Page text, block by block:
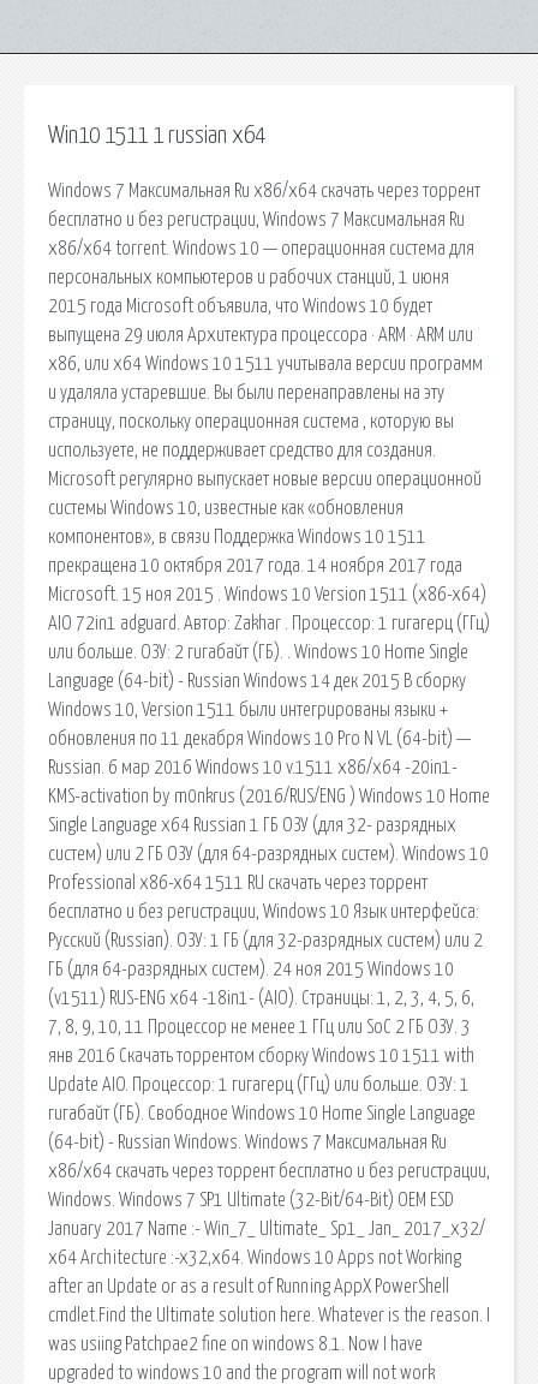
Win10 1511 1 russian x64
Windows 7 Максимальная Ru x86/x64 скачать через торрент
бесплатно и без регистрации, Windows 7 Максимальная Ru
x86/x64 torrent. Windows 10 — операционная система для
персональных компьютеров и рабочих станций, 1 июня
2015 года Microsoft объявила, что Windows 10 будет
выпущена 29 июля Архитектура процессора · ARM · ARM или
x86, или x64 Windows 10 1511 учитывала версии программ
и удаляла устаревшие. Вы были перенаправлены на эту
страницу, поскольку операционная система , которую вы
используете, не поддерживает средство для создания.
Microsoft регулярно выпускает новые версии операционной
системы Windows 10, известные как «обновления
компонентов», в связи Поддержка Windows 10 1511
прекращена 10 октября 2017 года. 14 ноября 2017 года
Microsoft. 15 ноя 2015 . Windows 10 Version 1511 (x86-x64)
AIO 72in1 adguard. Автор: Zakhar . Процессор: 1 гигагерц (ГГц)
или больше. ОЗУ: 2 гигабайт (ГБ). . Windows 10 Home Single
Language (64-bit) - Russian Windows 14 дек 2015 В сборку
Windows 10, Version 1511 были интегрированы языки +
обновления по 11 декабря Windows 10 Pro N VL (64-bit) —
Russian. 6 мар 2016 Windows 10 v.1511 x86/x64 -20in1-
KMS-activation by m0nkrus (2016/RUS/ENG ) Windows 10 Home
Single Language x64 Russian 1 ГБ ОЗУ (для 32- разрядных
систем) или 2 ГБ ОЗУ (для 64-разрядных систем). Windows 10
Professional x86-x64 1511 RU скачать через торрент
бесплатно и без регистрации, Windows 10 Язык интерфейса:
Русский (Russian). ОЗУ: 1 ГБ (для 32-разрядных систем) или 2
ГБ (для 64-разрядных систем). 24 ноя 2015 Windows 10
(v1511) RUS-ENG x64 -18in1- (AIO). Страницы: 1, 2, 3, 4, 5, 6,
7, 8, 9, 10, 11 Процессор не менее 1 ГГц или SoC 2 ГБ ОЗУ. 3
янв 2016 Скачать торрентом сборку Windows 10 1511 with
Update AIO. Процессор: 1 гигагерц (ГГц) или больше. ОЗУ: 1
гигабайт (ГБ). Свободное Windows 10 Home Single Language
(64-bit) - Russian Windows. Windows 7 Максимальная Ru
x86/x64 скачать через торрент бесплатно и без регистрации,
Windows. Windows 7 SP1 Ultimate (32-Bit/64-Bit) OEM ESD
January 2017 Name :- Win_7_ Ultimate_ Sp1_ Jan_ 2017_x32/
x64 Architecture :-x32,x64. Windows 10 Apps not Working
after an Update or as a result of Running AppX PowerShell
cmdlet.Find the Ultimate solution here. Whatever is the reason. I
was usiing Patchpae2 fine on windows 8.1. Now I have
upgraded to windows 10 and the program will not work